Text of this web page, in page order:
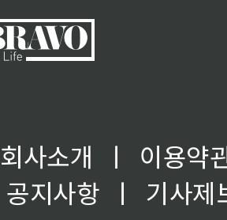
회사소개 ㅣ
이용약
공지사항
ㅣ
기사제